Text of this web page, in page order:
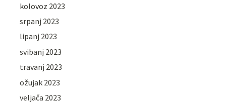
kolovoz 2023
srpanj 2023
lipanj 2023
svibanj 2023
travanj 2023
ožujak 2023
veljača 2023